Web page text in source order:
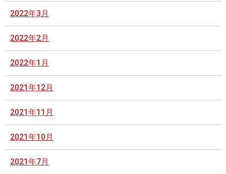
2022年3月
2022年2月
2022年1月
2021年12月
2021年11月
2021年10月
2021年7月